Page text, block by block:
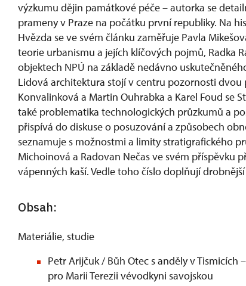
výzkumu dějin památkové péče – autorka se
prameny v Praze na počátku první republiky. Na
Hvězda se ve svém článku zaměřuje Pavla
teorie urbanismu a jejích klíčových pojmů, Radka
objektech NPÚ na základě nedávno
Lidová architektura stojí v centru pozornosti dvou
Konvalinková a Martin Ouhrabka a Karel Foud se
také problematika technologických průzkumů a
přispívá do diskuse o posuzování a způsobech
seznamuje s možnostmi a limity stratigrafického
Michoinová a Radovan Nečas ve svém příspěvku
vápenných kaší. Vedle toho číslo doplňují
Obsah:
Materiálie, studie
Petr Arijčuk / Bůh Otec s anděly v Tismicích
pro Marii Terezii vévodkyni savojskou